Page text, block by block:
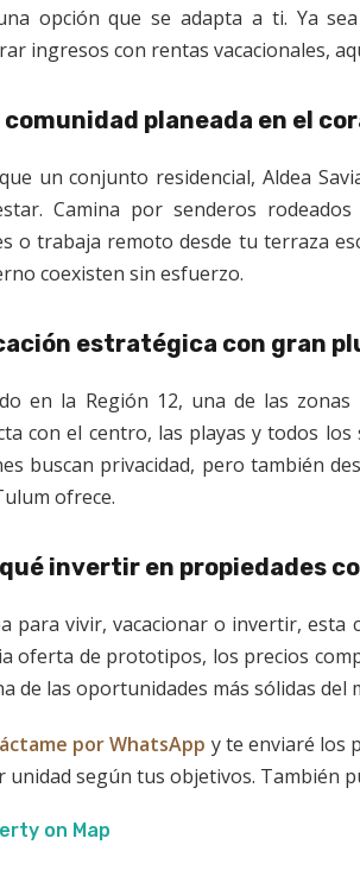
opción que se adapta a ti. Ya
ingresos con rentas vacacionales,
comunidad planeada en el
un conjunto residencial, Aldea
Camina por senderos
o trabaja remoto desde tu terraza
coexisten sin esfuerzo.
estratégica con gran
en la Región 12, una de las
con el centro, las playas y todos
buscan privacidad, pero también
ofrece.
invertir en propiedades
para vivir, vacacionar o invertir,
oferta de prototipos, los precios
de las oportunidades más sólidas del
por WhatsApp y te enviaré los
unidad según tus objetivos. También
on Map